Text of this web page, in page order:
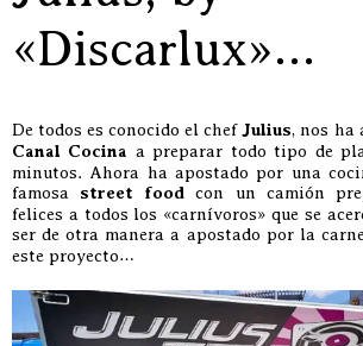
«Discarlux»…
De todos es conocido el chefJulius, nos ha
Canal Cocina a preparar todo tipo de
minutos. Ahora ha apostado por una
famosa street food con un camión
felices a todos los «carnívoros» que se
ser de otra manera a apostado por la
este proyecto…